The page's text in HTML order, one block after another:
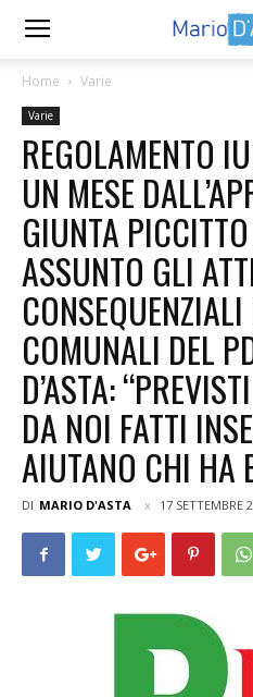
Home Varie
Varie
REGOLAMENTO
UN MESE
GIUNTA
ASSUNTO GLI
COMUNALI DEL
D’ASTA:
DA NOI FATTI
AIUTANO CHI HA
DI MARIO D'ASTA 17 SETTEMBRE